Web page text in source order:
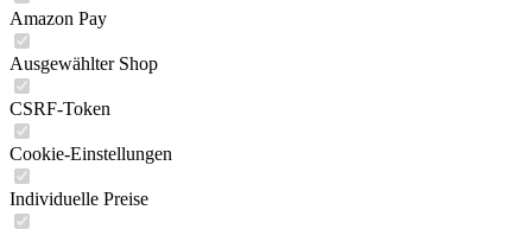
Amazon Pay
Ausgewählter Shop
CSRF-Token
Cookie-Einstellungen
Individuelle Preise